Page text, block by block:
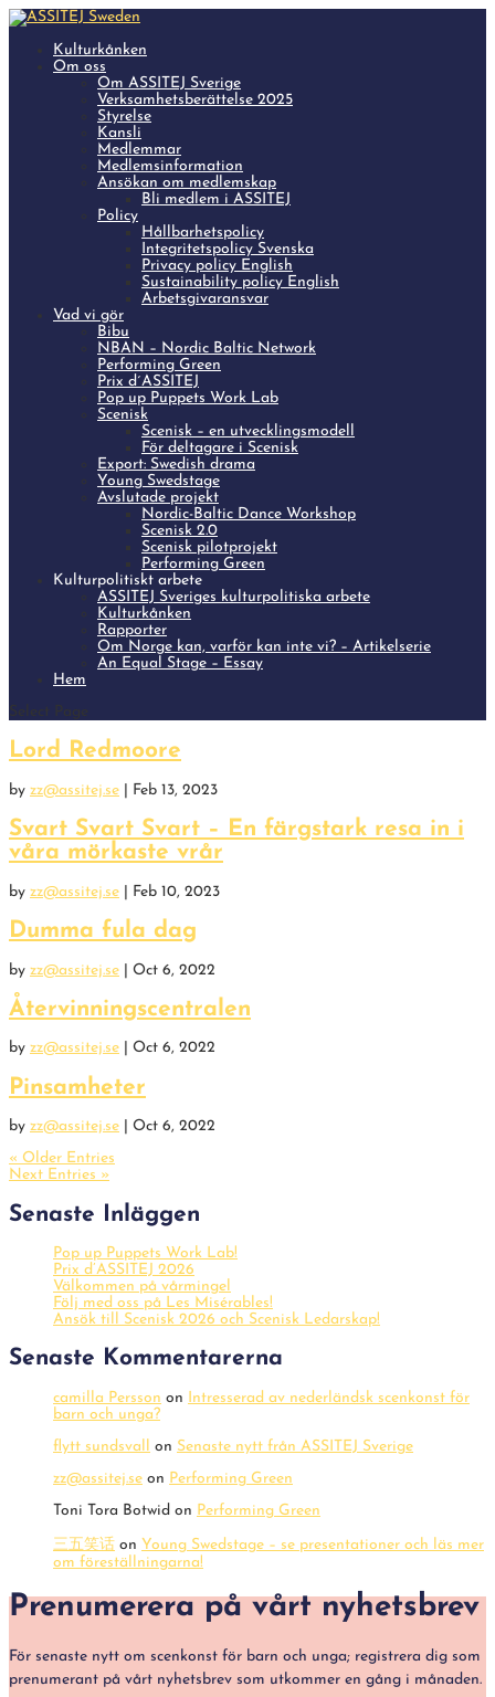
Kulturkånken
Om oss
Om ASSITEJ Sverige
Verksamhetsberättelse 2025
Styrelse
Kansli
Medlemmar
Medlemsinformation
Ansökan om medlemskap
Bli medlem i ASSITEJ
Policy
Hållbarhetspolicy
Integritetspolicy Svenska
Privacy policy English
Sustainability policy English
Arbetsgivaransvar
Vad vi gör
Bibu
NBAN – Nordic Baltic Network
Performing Green
Prix d´ASSITEJ
Pop up Puppets Work Lab
Scenisk
Scenisk – en utvecklingsmodell
För deltagare i Scenisk
Export: Swedish drama
Young Swedstage
Avslutade projekt
Nordic-Baltic Dance Workshop
Scenisk 2.0
Scenisk pilotprojekt
Performing Green
Kulturpolitiskt arbete
ASSITEJ Sveriges kulturpolitiska arbete
Kulturkånken
Rapporter
Om Norge kan, varför kan inte vi? – Artikelserie
An Equal Stage – Essay
Hem
Select Page
Lord Redmoore
by zz@assitej.se Feb 13, 2023
Svart Svart Svart – En färgstark resa in i
våra mörkaste vrår
by zz@assitej.se Feb 10, 2023
Dumma fula dag
by zz@assitej.se Oct 6, 2022
Återvinningscentralen
by zz@assitej.se Oct 6, 2022
Pinsamheter
by zz@assitej.se
Oct 6, 2022
« Older Entries
Next Entries »
Senaste Inläggen
Pop up Puppets Work Lab!
Prix d’ASSITEJ 2026
Välkommen på vårmingel
Följ med oss på Les Misérables!
Ansök till Scenisk 2026 och Scenisk Ledarskap!
Senaste Kommentarerna
camilla Persson on
Intresserad av nederländsk scenkonst för
barn och unga?
flytt sundsvall
on Senaste nytt från ASSITEJ Sverige
zz@assitej.se on Performing Green
Toni Tora Botwid on Performing Green
三五笑话 on Young Swedstage – se presentationer och läs mer
om föreställningarna!
Prenumerera på vårt nyhetsbrev
För senaste nytt om scenkonst för barn och unga; registrera dig som
prenumerant på vårt nyhetsbrev som utkommer en gång i månaden.